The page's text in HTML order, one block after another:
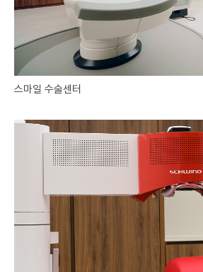
스마일 수술센터
개인정보수집・이용에 관